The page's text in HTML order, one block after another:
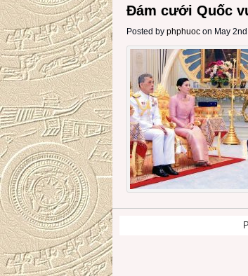
Đám cưới Quốc
Posted by phphuoc on May